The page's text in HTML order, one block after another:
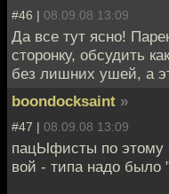
#46 | 08.09.08 13:09
Да все тут ясно!
сторонку, обсудить
без лишних ушей, а
boondocksaint »
#47 | 08.09.08 13:09
пацЫфисты по этому
вой - типа надо было